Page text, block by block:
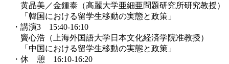
黄晶美／金鍾泰（高麗大学亜細亜問題研究所研究教授）
「韓国における留学生移動の実態と政策」
・講演3 15:40-16:10
竇心浩（上海外国語大学日本文化経済学院准教授）
「中国における留学生移動の実態と政策」
・休 憩 16:10-16:20